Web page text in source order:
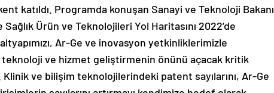
katıldı. Programda konuşan Sanayi ve Teknoloji Bakanı
Sağlık Ürün ve Teknolojileri Yol Haritasını 2022’de
Ar-Ge ve inovasyon yetkinliklerimizle
ve hizmet geliştirmenin önünü açacak kritik
ve bilişim teknolojilerindeki patent sayılarını, Ar-Ge